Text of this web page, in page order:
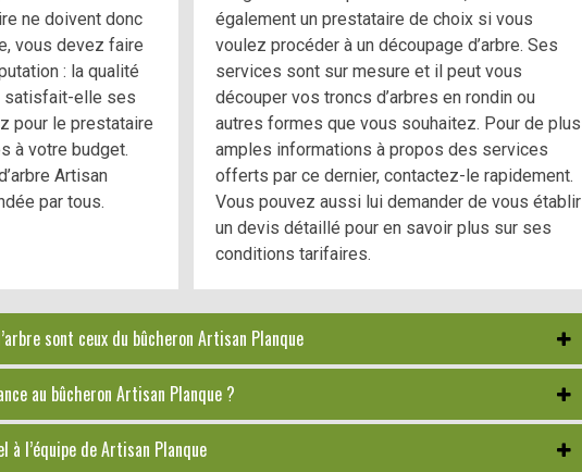
ne doivent donc
vous devez faire
: la qualité
satisfait-elle ses
pour le prestataire
à votre budget.
Artisan
par tous.
également un prestataire de choix si vous
voulez procéder à un découpage d’arbre. Ses
services sont sur mesure et il peut vous
découper vos troncs d’arbres en rondin ou
autres formes que vous souhaitez. Pour de plus
amples informations à propos des services
offerts par ce dernier, contactez-le rapidement.
Vous pouvez aussi lui demander de vous établir
un devis détaillé pour en savoir plus sur ses
conditions tarifaires.
sont ceux du bûcheron Artisan Planque
au bûcheron Artisan Planque ?
à l’équipe de Artisan Planque